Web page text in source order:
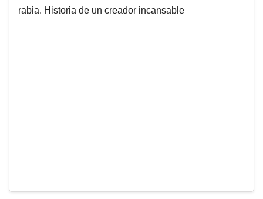
rabia. Historia de un creador incansable